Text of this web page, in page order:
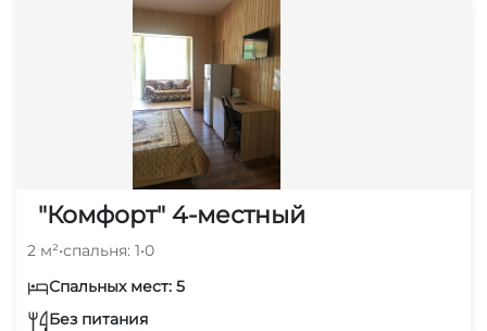
"Комфорт" 4-местный
2 м²•спальня: 1•0
Спальных мест: 5
Без питания